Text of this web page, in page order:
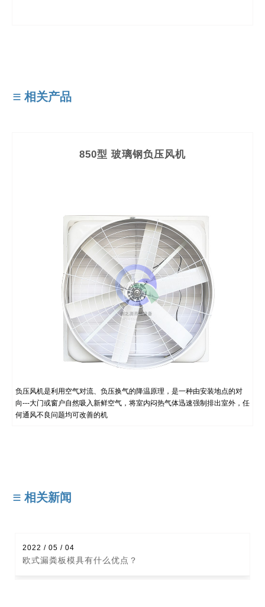
相关产品
560型 玻璃钢负压风机
负压风机是利用空气对流、负压换气的降温原理，是一种由安装地点的对
向---大门或窗户自然吸入新鲜空气，将室内闷热气体迅速强制排出室外，任
何通风不良问题均可改善的机
相关新闻
2021 / 09 / 27
复合漏粪板产品介绍